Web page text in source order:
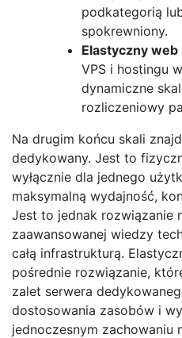
podkategorią
spokrewniony.
Elastyczny
VPS i hostingu
dynamiczne
rozliczeniowy
Na drugim końcu skali
dedykowany. Jest to
wyłącznie dla jednego
maksymalną wydajność,
Jest to jednak rozwiązanie
zaawansowanej wiedzy
całą infrastrukturą.
pośrednie rozwiązanie,
zalet serwera
dostosowania zasobów i
jednoczesnym zachowaniu